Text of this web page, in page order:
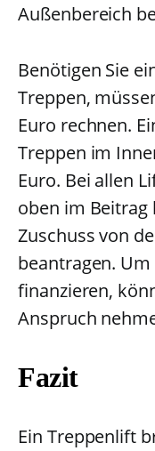
Außenbereich
Benötigen Sie
Treppen,
Euro rechnen.
Treppen im
Euro. Bei allen
oben im Beitrag
Zuschuss von
beantragen.
finanzieren,
Anspruch
Fazit
Ein Treppenlift